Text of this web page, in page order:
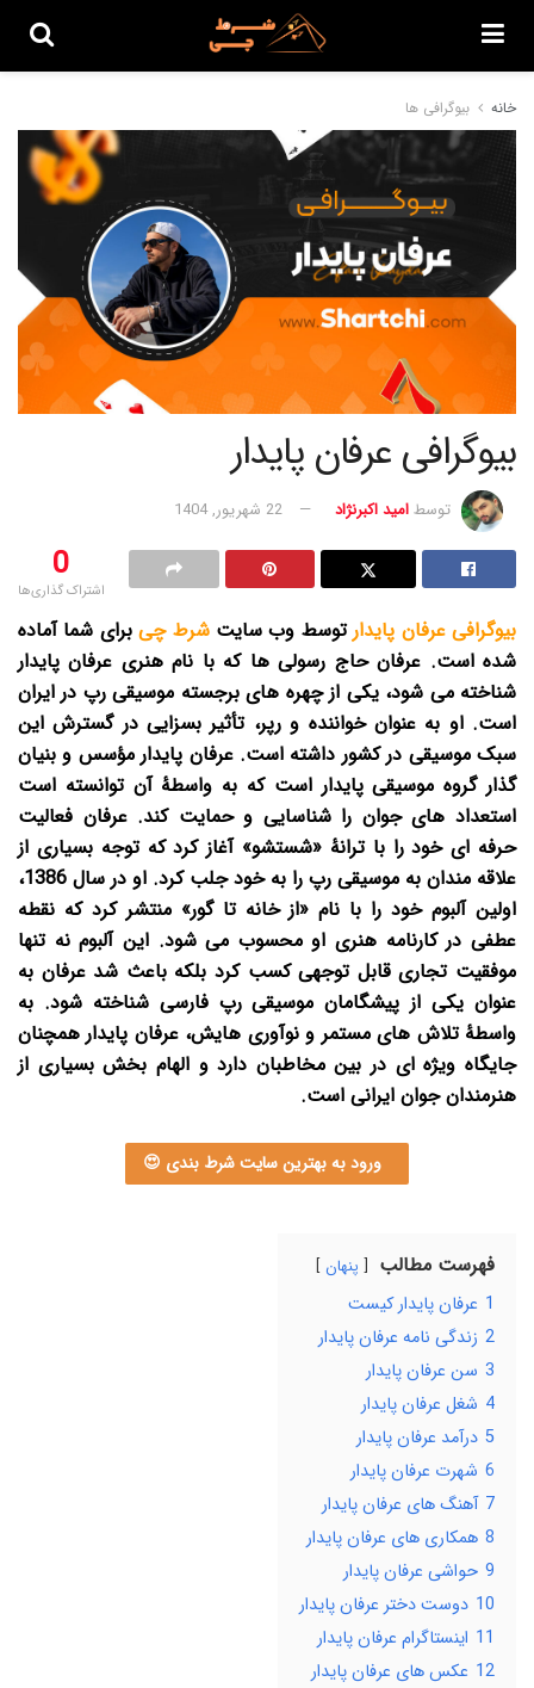
خانه بیوگرافی ها
بیوگرافی عرفان پایدار
توسطامید اکبرنژاد 22 شهریور, 1404
0
اشتراک گذاری‌ها
بیوگرافی عرفان پایدارتوسط وب سایتشرط چیبرای شما آماده
شده است. عرفان حاج رسولی ها که با نام هنری عرفان پایدار
شناخته می شود، یکی از چهره های برجسته موسیقی رپ در ایران
است. او به عنوان خواننده و رپر، تأثیر بسزایی در گسترش این
سبک موسیقی در کشور داشته است. عرفان پایدار مؤسس و بنیان
گذار گروه موسیقی پایدار است که به واسطهٔ آن توانسته است
استعداد های جوان را شناسایی و حمایت کند. عرفان فعالیت
حرفه ای خود را با ترانهٔ «شستشو» آغاز کرد که توجه بسیاری از
علاقه مندان به موسیقی رپ را به خود جلب کرد. او در سال 1386،
اولین آلبوم خود را با نام «از خانه تا گور» منتشر کرد که نقطه
عطفی در کارنامه هنری او محسوب می شود. این آلبوم نه تنها
موفقیت تجاری قابل توجهی کسب کرد بلکه باعث شد عرفان به
عنوان یکی از پیشگامان موسیقی رپ فارسی شناخته شود. به
واسطهٔ تلاش های مستمر و نوآوری هایش، عرفان پایدار همچنان
جایگاه ویژه ای در بین مخاطبان دارد و الهام بخش بسیاری از
هنرمندان جوان ایرانی است.
ورود به بهترین سایت شرط بندی 😍
فهرست مطالب پنهان
1 عرفان پایدار کیست
2 زندگی نامه عرفان پایدار
3 سن عرفان پایدار
4 شغل عرفان پایدار
5 درآمد عرفان پایدار
6 شهرت عرفان پایدار
7 آهنگ های عرفان پایدار
8 همکاری های عرفان پایدار
9 حواشی عرفان پایدار
10 دوست دختر عرفان پایدار
11 اینستاگرام عرفان پایدار
12 عکس های عرفان پایدار